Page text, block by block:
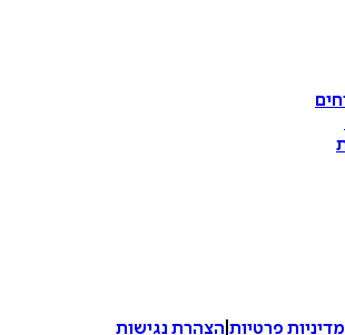
מדיניות פרטיות הצהרת נגישות